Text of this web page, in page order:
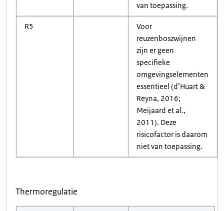
van toepassing.
R5
Voor
reuzenboszwijnen
zijn er geen
specifieke
omgevingselementen
essentieel (d’Huart &
Reyna, 2016;
Meijaard et al.,
2011). Deze
risicofactor is daarom
niet van toepassing.
Thermoregulatie